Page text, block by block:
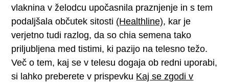
vlaknina v želodcu upočasnila praznjenje in s tem
podaljšala občutek sitosti (Healthline), kar je
verjetno tudi razlog, da so chia semena tako
priljubljena med tistimi, ki pazijo na telesno težo.
Več o tem, kaj se v telesu dogaja ob redni uporabi,
si lahko preberete v prispevku Kaj se zgodi v